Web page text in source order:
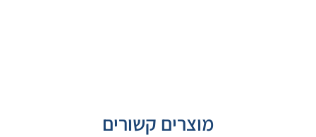
מוצרים קשורים